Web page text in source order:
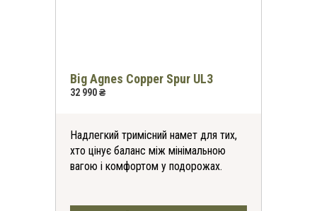
Big Agnes Copper Spur UL3
32 990 ₴
Надлегкий тримісний намет для тих,
хто цінує баланс між мінімальною
вагою і комфортом у подорожах.